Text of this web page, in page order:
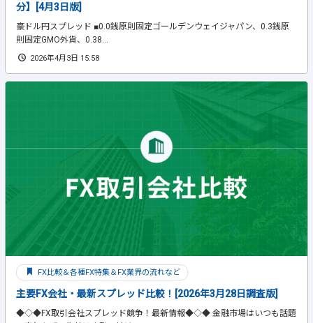
分】[4月3日版]
豪ドル円スプレッド ■0.0銭原則固定ゴールデンウェイジャパン、0.3銭原
則固定GMO外貨、0.38...
2026年4月3日 15:58
FX比較＆各種FX特集＆FX業界の流れなど
主要FX会社・最新スプレッド比較！[2026年3月28日調査版]
◆◇◆FX取引会社スプレッド競争！最新情報◆◇◆ 金融市場はいつも話題